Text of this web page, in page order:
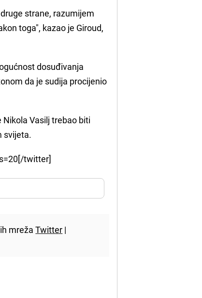
strane, razumijem
toga", kazao je Giroud,
dosuđivanja
da je sudija procijenio
Vasilj trebao biti
svijeta.
twitter]
mrežaTwitter |